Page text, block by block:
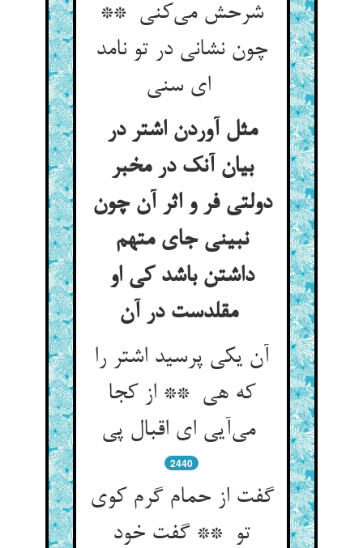
شرحش می‌کنی **
چون نشانی در تو نامد
مثل آوردن اشتر در
بیان آنک در مخبر
دولتی فر و اثر آن چون
نبینی جای متهم
داشتن باشد کی او
مقلدست در آن
آن یکی پرسید اشتر را
که هی ** از کجا
می‌آیی ای اقبال پی
2440
گفت از حمام گرم کوی
تو ** گفت خود